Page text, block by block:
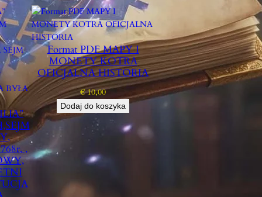
,
Format PDF MAPY I
MONETY KOTRA
OFICJALNA HISTORIA
€10,00
Dodaj do koszyka